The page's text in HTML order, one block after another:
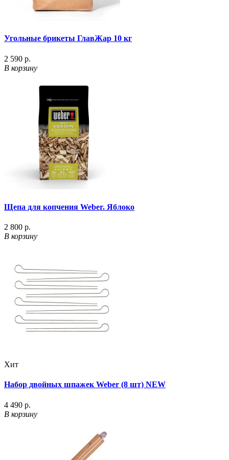
Угольные брикеты ГлавЖар 10 кг
2 590 р.
В корзину
Щепа для копчения Weber. Яблоко
2 800 р.
В корзину
Хит
Набор двойных шпажек Weber (8 шт) NEW
4 490 р.
В корзину